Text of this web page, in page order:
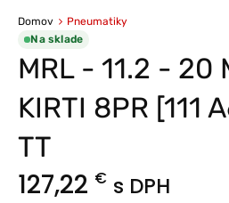
Domov
Pneumatiky
Na sklade
MRL - 11.2 - 20
KIRTI 8PR [111
TT
127,22 € s DPH